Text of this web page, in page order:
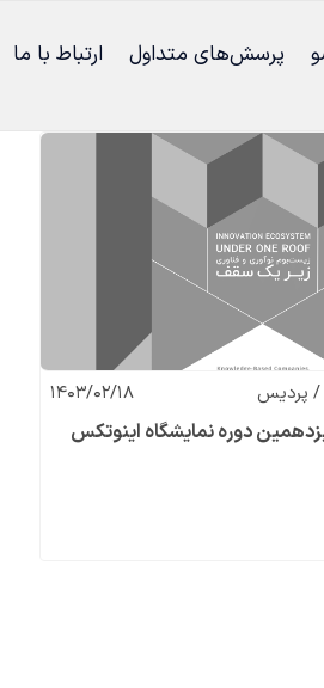
پرسش‌‌های متداول ارتباط با ما
1403/02/18 / پردیس
دوره نمایشگاه اینوتکس